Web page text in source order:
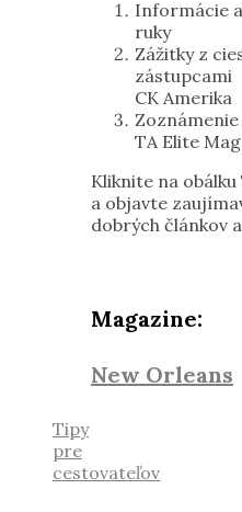
Informácie
ruky
Zážitky z
zástupcami
CK Amerika
TA Elite
Kliknite na
a objavte
dobrých článkov
Magazine:
New Orleans
Tipy
pre
cestovateľov